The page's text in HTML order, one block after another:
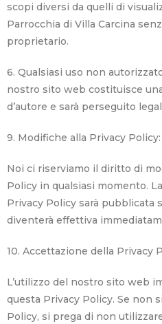
scopi diversi da quelli di
Parrocchia di Villa Carcina
proprietario.
6. Qualsiasi uso non
nostro sito web costituisce
d’autore e sarà perseguito
9. Modifiche alla Privacy Policy:
Noi ci riserviamo il diritto di
Policy in qualsiasi momento.
Privacy Policy sarà pubblicata
diventerà effettiva
10. Accettazione della Privacy
L’utilizzo del nostro sito web
questa Privacy Policy. Se non
Policy, si prega di non